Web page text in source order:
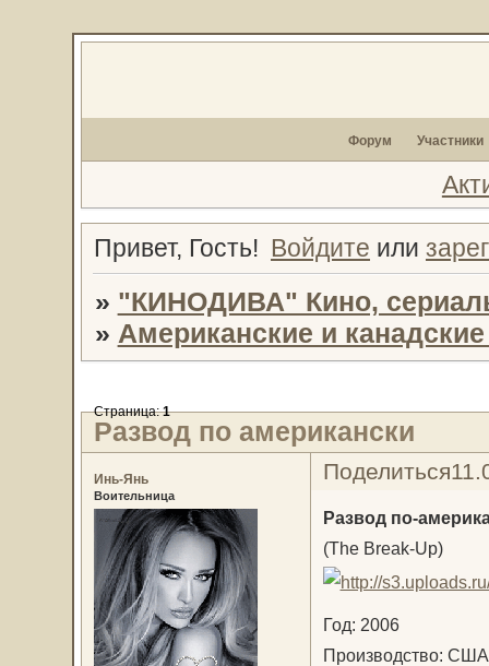
Форум Участники
Привет, Гость! Войдите или
» "КИНОДИВА" Кино,
» Американские и
Развод по американски
Страница:1
Поделиться
Инь-Янь
Воительница
Развод по-
(The Break-Up)
Год: 2006
Производство: